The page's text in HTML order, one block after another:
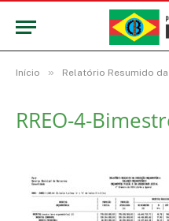
Início » Relatório Resumido da
RREO-4-